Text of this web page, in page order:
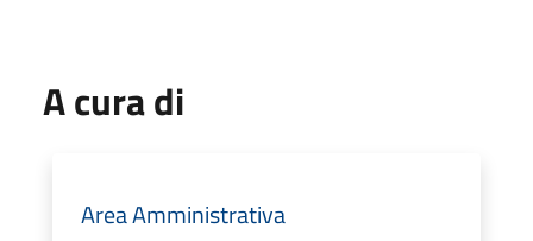
A cura di
Area Amministrativa